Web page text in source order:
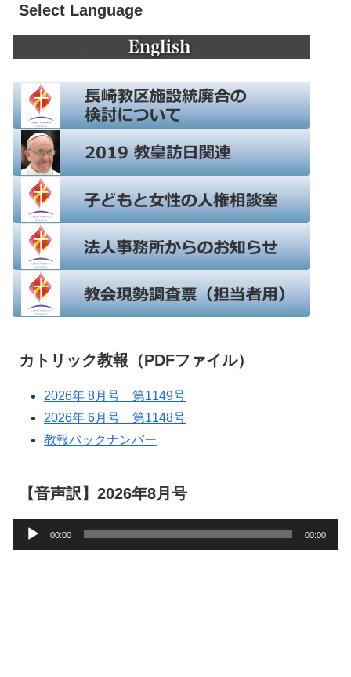
Select Language
カトリック教報（PDFファイル）
2026年 8月号 第1149号
2026年 6月号 第1148号
教報バックナンバー
【音声訳】2026年8月号
声
00:00 00:00